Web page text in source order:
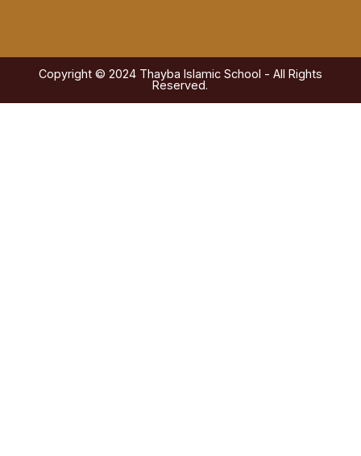
Copyright © 2024 Thayba Islamic School - All Rights
Reserved.